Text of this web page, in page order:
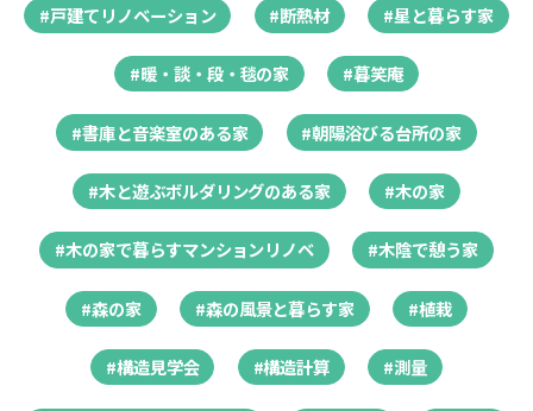
#戸建てリノベーション #断熱材 #星と暮らす家
#暖・談・段・毯の家 #暮笑庵
#書庫と音楽室のある家 #朝陽浴びる台所の家
#木と遊ぶボルダリングのある家 #木の家
#木の家で暮らすマンションリノベ #木陰で憩う家
#森の家 #森の風景と暮らす家 #植栽
#構造見学会 #構造計算 #測量